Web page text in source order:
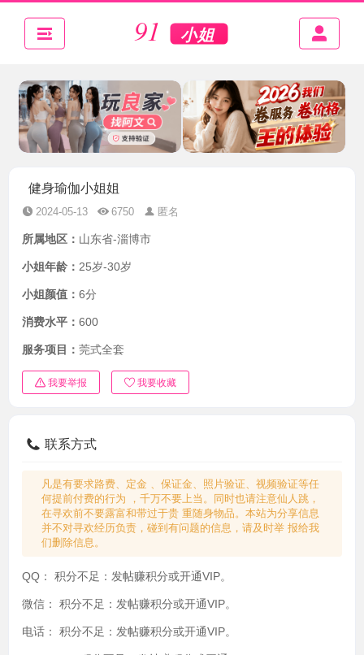
健身瑜伽小姐姐
2024-05-13 6750 匿名
所属地区： 山东省-淄博市
小姐年龄： 25岁-30岁
小姐颜值： 6分
消费水平： 600
服务项目： 莞式全套
我要举报 我要收藏
联系方式
凡是有要求路费、定金 、保证金、照片验证、视频验证等任
何提前付费的行为 ，千万不要上当。同时也请注意仙人跳，
在寻欢前不要露富和带过于贵 重随身物品。本站为分享信息
并不对寻欢经历负责，碰到有问题的信息，请及时举 报给我
们删除信息。
QQ： 积分不足：发帖赚积分或开通VIP。
微信： 积分不足：发帖赚积分或开通VIP。
电话： 积分不足：发帖赚积分或开通VIP。